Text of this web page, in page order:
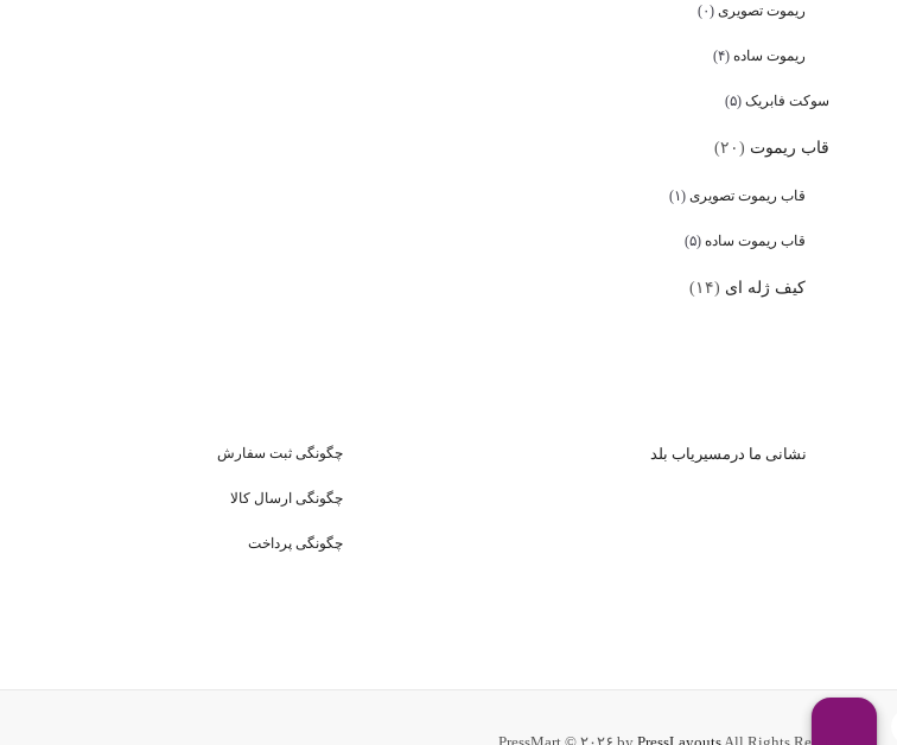
ریموت تصویری (۰)
ریموت ساده (۴)
سوکت فابریک (۵)
قاب ریموت (۲۰)
قاب ریموت تصویری (۱)
قاب ریموت ساده (۵)
کیف ژله ای (۱۴)
نشانی ما درمسیریاب بلد چگونگی ثبت سفارش
چگونگی ارسال کالا
چگونگی پرداخت